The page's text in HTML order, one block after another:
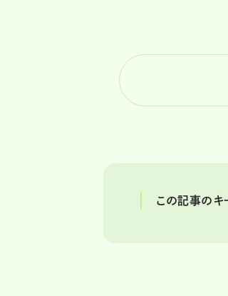
この記事のキ